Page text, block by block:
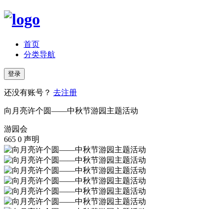
首页
分类导航
登录
还没有账号？ 去注册
向月亮许个圆——中秋节游园主题活动
游园会
665 0 声明